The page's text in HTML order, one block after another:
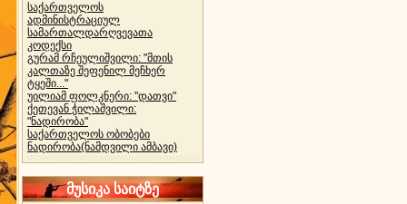
საქართველოს
ადმინისტრაციულ
სამართალდარღვევათა
კოდექსი
გურამ რჩეულიშვილი: "მთის
კალთაზე შეფენილ მეჩხერ
ტყეში..."
უილიამ ფოლკნერი: "დათვი"
ქეთევან ჭილაშვილი:
"ნადირობა"
საქართველოს ობობები
ნადირობა(ნამდვილი ამბავი)
მუსიკა საიტზე